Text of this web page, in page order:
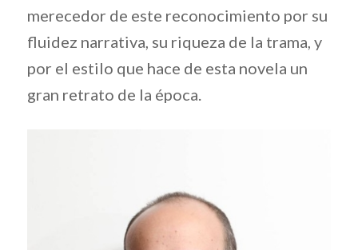
merecedor de este reconocimiento por su
fluidez narrativa, su riqueza de la trama, y
por el estilo que hace de esta novela un
gran retrato de la época.